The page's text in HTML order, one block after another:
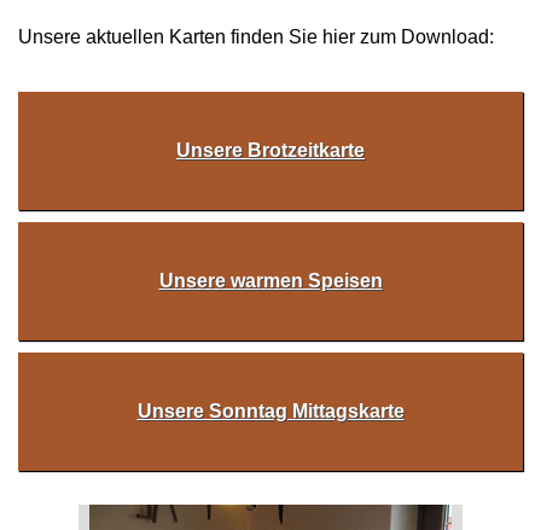
Unsere aktuellen Karten finden Sie hier zum Download:
Unsere Brotzeitkarte
Unsere warmen Speisen
Unsere Sonntag Mittagskarte